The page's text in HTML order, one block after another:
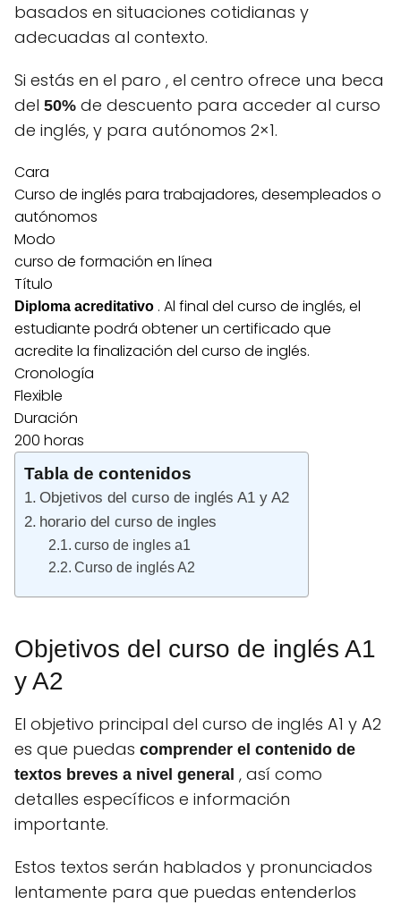
basados ​​en situaciones cotidianas y
adecuadas al contexto.
Si estás en el paro , el centro ofrece una beca
del 50% de descuento para acceder al curso
de inglés, y para autónomos 2×1.
Cara
Curso de inglés para trabajadores, desempleados o
autónomos
Modo
curso de formación en línea
Título
Diploma acreditativo . Al final del curso de inglés, el
estudiante podrá obtener un certificado que
acredite la finalización del curso de inglés.
Cronología
Flexible
Duración
200 horas
Tabla de contenidos
Objetivos del curso de inglés A1 y A2
horario del curso de ingles
curso de ingles a1
Curso de inglés A2
Objetivos del curso de inglés A1
y A2
El objetivo principal del curso de inglés A1 y A2
es que puedas comprender el contenido de
textos breves a nivel general , así como
detalles específicos e información
importante.
Estos textos serán hablados y pronunciados
lentamente para que puedas entenderlos